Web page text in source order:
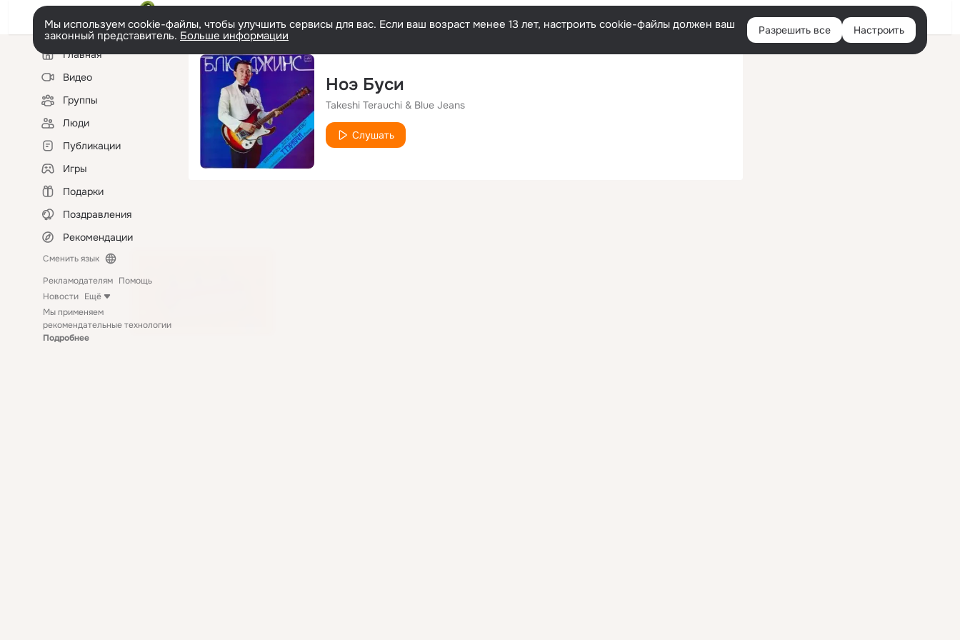
Войти
Мы используем cookie-файлы, чтобы улучшить сервисы для вас. Если ваш возраст менее 13 лет, настроить cookie-файлы должен ваш
законный представитель. Больше информации Разрешить все Настроить
Левая
колонкаГлавная
Видео
Группы
Люди
Публикации
Игры
Подарки
Поздравления
Рекомендации
Сменить язык
Рекламодателям Помощь
Новости Ещё
Мы применяем
рекомендательные технологии
Подробнее
Ноэ Буси
Takeshi Terauchi & Blue Jeans
Слушать